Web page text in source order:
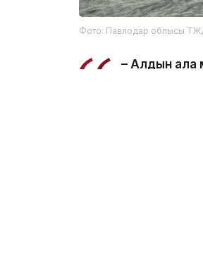
Фото: Павлодар облысы
– Алдын ала